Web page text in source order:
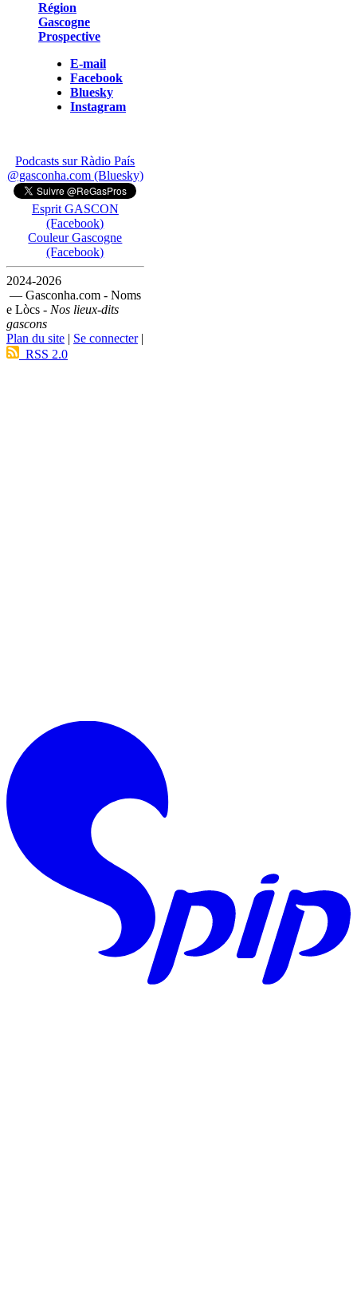
Région
Gascogne
Prospective
E-mail
Facebook
Bluesky
Instagram
Podcasts sur Ràdio País
@gasconha.com (Bluesky)
Esprit GASCON
(Facebook)
Couleur Gascogne
(Facebook)
2024-2026
— Gasconha.com - Noms
e Lòcs - Nos lieux-dits
gascons
Plan du site | Se connecter|
RSS 2.0